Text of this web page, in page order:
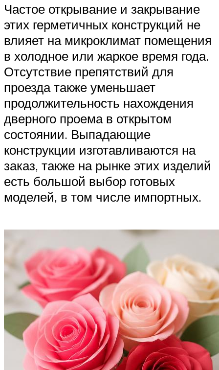
Частое открывание и закрывание
этих герметичных конструкций не
влияет на микроклимат помещения
в холодное или жаркое время года.
Отсутствие препятствий для
проезда также уменьшает
продолжительность нахождения
дверного проема в открытом
состоянии. Выпадающие
конструкции изготавливаются на
заказ, также на рынке этих изделий
есть большой выбор готовых
моделей, в том числе импортных.